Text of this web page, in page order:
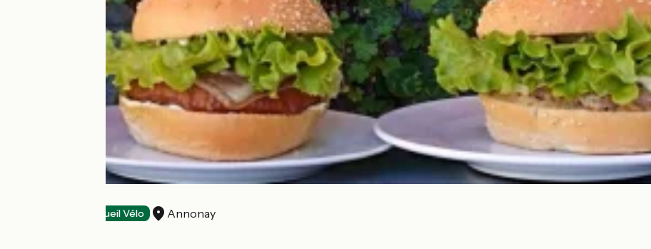
Accueil Vélo Annonay